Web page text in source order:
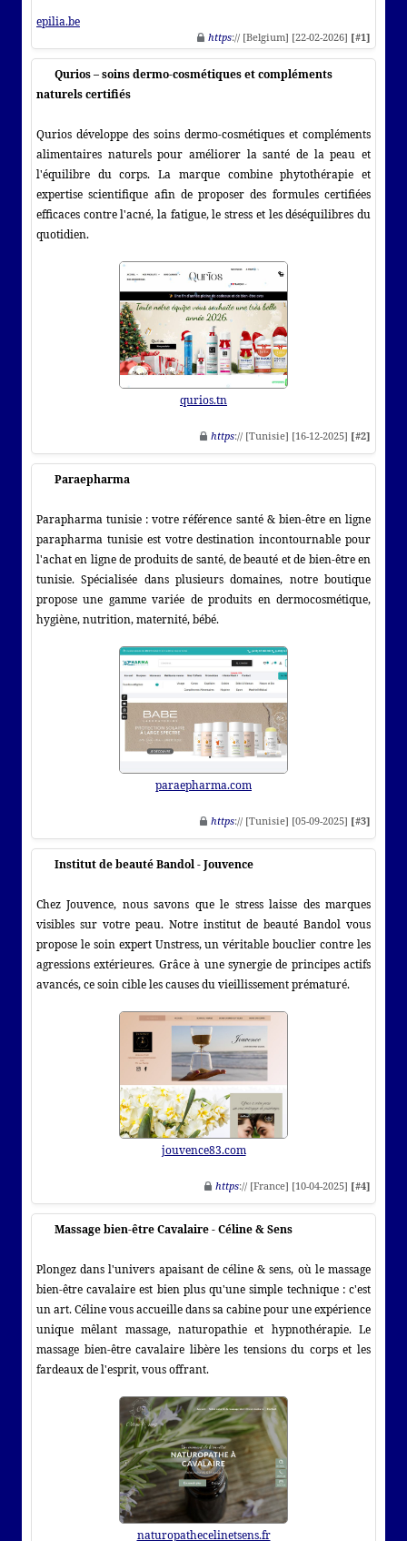
epilia.be
https:// [Belgium] [22-02-2026] [#1]
Qurios – soins dermo-cosmétiques et compléments
naturels certifiés
Qurios développe des soins dermo-cosmétiques et compléments
alimentaires naturels pour améliorer la santé de la peau et
l'équilibre du corps. La marque combine phytothérapie et
expertise scientifique afin de proposer des formules certifiées
efficaces contre l'acné, la fatigue, le stress et les déséquilibres du
quotidien.
qurios.tn
https:// [Tunisie] [16-12-2025] [#2]
Paraepharma
Parapharma tunisie : votre référence santé & bien-être en ligne
parapharma tunisie est votre destination incontournable pour
l'achat en ligne de produits de santé, de beauté et de bien-être en
tunisie. Spécialisée dans plusieurs domaines, notre boutique
propose une gamme variée de produits en dermocosmétique,
hygiène, nutrition, maternité, bébé.
paraepharma.com
https:// [Tunisie] [05-09-2025] [#3]
Institut de beauté Bandol - Jouvence
Chez Jouvence, nous savons que le stress laisse des marques
visibles sur votre peau. Notre institut de beauté Bandol vous
propose le soin expert Unstress, un véritable bouclier contre les
agressions extérieures. Grâce à une synergie de principes actifs
avancés, ce soin cible les causes du vieillissement prématuré.
jouvence83.com
https:// [France] [10-04-2025] [#4]
Massage bien-être Cavalaire - Céline & Sens
Plongez dans l'univers apaisant de céline & sens, où le massage
bien-être cavalaire est bien plus qu'une simple technique : c'est
un art. Céline vous accueille dans sa cabine pour une expérience
unique mêlant massage, naturopathie et hypnothérapie. Le
massage bien-être cavalaire libère les tensions du corps et les
fardeaux de l'esprit, vous offrant.
naturopathecelinetsens.fr